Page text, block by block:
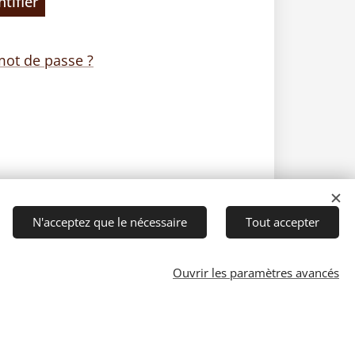
de passe ?
N'acceptez que le nécessaire Tout accepter
Ouvrir les paramètres avancés